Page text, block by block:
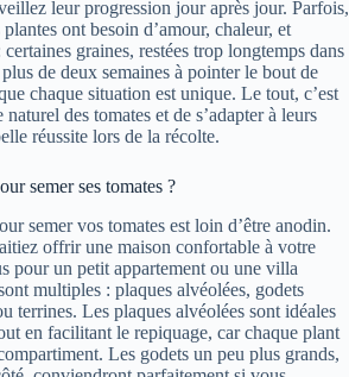
leur progression jour après jour. Parfois,
ont besoin d’amour, chaleur, et
graines, restées trop longtemps dans
de deux semaines à pointer le bout de
chaque situation est unique. Le tout, c’est
des tomates et de s’adapter à leurs
réussite lors de la récolte.
semer ses tomates ?
semer vos tomates est loin d’être anodin.
offrir une maison confortable à votre
pour un petit appartement ou une villa
multiples : plaques alvéolées, godets
terrines. Les plaques alvéolées sont idéales
en facilitant le repiquage, car chaque plant
Les godets un peu plus grands,